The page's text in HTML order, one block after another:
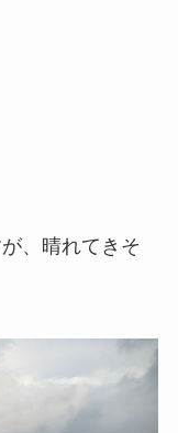
、晴れてきそ